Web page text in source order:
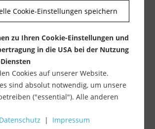
(selbstnivellierend) ausgeglichen. Die
Ausgleichsplatten beträgt 20 mm.
und Videomaterial zu diesem
HIER.
Produktvideo des Herstellers auf
zeigt die Stelzlager für die
haben jedoch einen identischen
die Anwendung beispielhaft.
Cookie-Einstellungen speichern
zu Ihren Cookie-Einstellungen und
in die USA bei der Nutzung
Cookies auf unserer Website.
sind absolut notwendig, um unsere
("essential"). Alle anderen
zustimmen (z. B. für Google Maps).
Datenschutz | Impressum